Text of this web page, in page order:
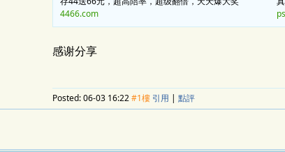
4466.com
感谢分享
Posted:06-03 16:22#1樓 引用 | 點評